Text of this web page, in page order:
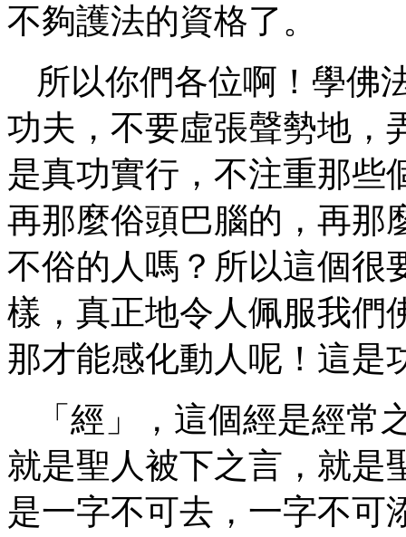
不夠護法的資格了。
所以你們各位啊！學佛
功夫，不要虛張聲勢地，
是真功實行，不注重那些
再那麼俗頭巴腦的，再那
不俗的人嗎？所以這個很
樣，真正地令人佩服我們
那才能感化動人呢！這是
「經」，這個經是經
就是聖人被下之言，就是
是一字不可去，一字不可